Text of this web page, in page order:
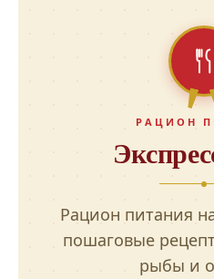
РАЦИОН
Рацион питания
пошаговые
рыбы и